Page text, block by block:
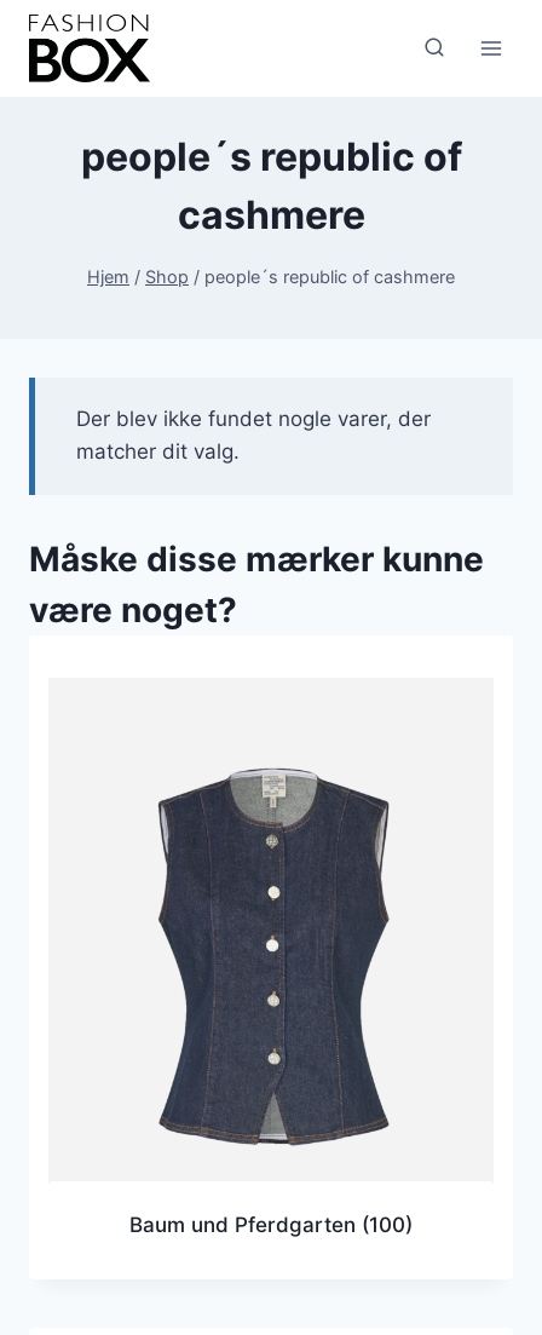
Fortsæt
indhold
people´s republic of
cashmere
Hjem / Shop / people´s republic of cashmere
Der blev ikke fundet nogle varer, der
matcher dit valg.
Måske disse mærker kunne
være noget?
Baum und Pferdgarten (100)